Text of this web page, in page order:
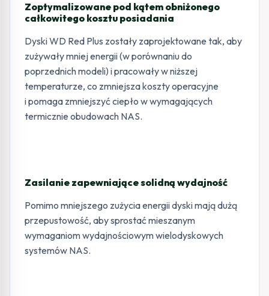
Zoptymalizowane pod kątem obniżonego
całkowitego kosztu posiadania
Dyski WD Red Plus zostały zaprojektowane tak, aby
zużywały mniej energii (w porównaniu do
poprzednich modeli) i pracowały w niższej
temperaturze, co zmniejsza koszty operacyjne
i pomaga zmniejszyć ciepło w wymagających
termicznie obudowach NAS.
Zasilanie zapewniające solidną wydajność
Pomimo mniejszego zużycia energii dyski mają dużą
przepustowość, aby sprostać mieszanym
wymaganiom wydajnościowym wielodyskowych
systemów NAS.